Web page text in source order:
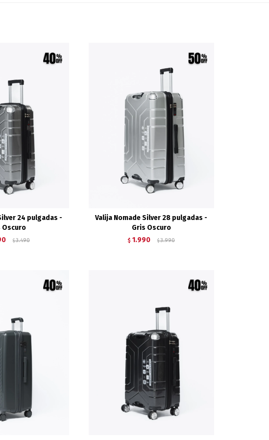
24 pulgadas -
Oscuro
$ 3.490
Valija Nomade Silver 28 pulgadas -
Gris Oscuro
$ 1.990 $ 3.990